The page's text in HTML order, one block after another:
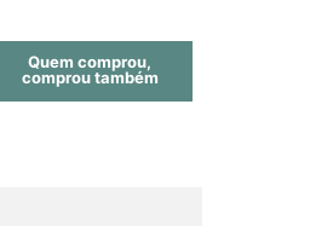
Quem comprou,
comprou também